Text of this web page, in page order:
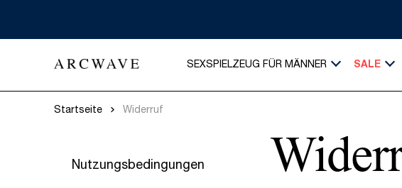
SEXSPIELZEUG FÜR MÄNNER SALE
Startseite Widerruf
Nutzungsbedingungen